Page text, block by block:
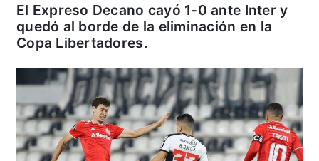
El Expreso Decano cayó 1-0 ante Inter y
quedó al borde de la eliminación en la
Copa Libertadores.